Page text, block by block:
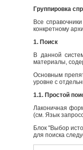
Группировка
Все
конкретному
1. Поиск
В данной
материалы,
Основным
уровне с
1.1. Простой
Лаконичная
(см. Язык
Блок "Выбор
для поиска